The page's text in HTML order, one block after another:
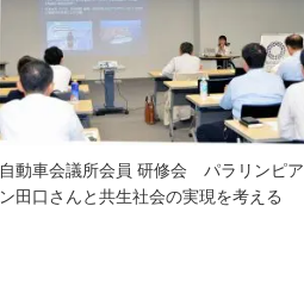
自動車会議所会員 研修会 パラリンピア
ン田口さんと共生社会の実現を考える